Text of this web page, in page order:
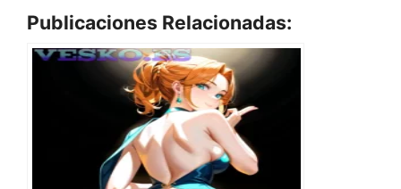
Publicaciones Relacionadas: